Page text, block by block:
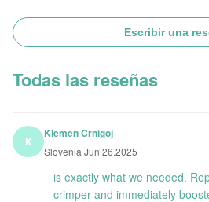
Escribir una
Todas las reseñas
K
Klemen Crnigoj
Slovenia Jun 26.2025
is exactly what we needed.
crimper and immediately